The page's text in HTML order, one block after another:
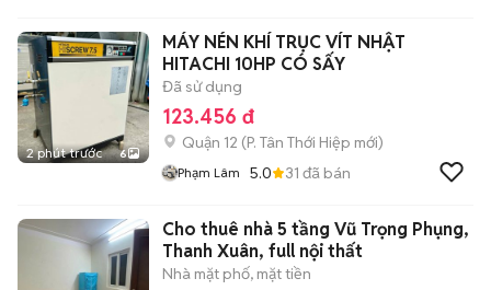
2 phút trước 6
MÁY NÉN KHÍ TRỤC VÍT NHẬT
HITACHI 10HP CÓ SẤY
Đã sử dụng
123.456 đ
Quận 12 (P. Tân Thới Hiệp mới)
Phạm Lâm 5.0 31 đã bán
Cho thuê nhà 5 tầng Vũ Trọng Phụng,
Thanh Xuân, full nội thất
Nhà mặt phố, mặt tiền